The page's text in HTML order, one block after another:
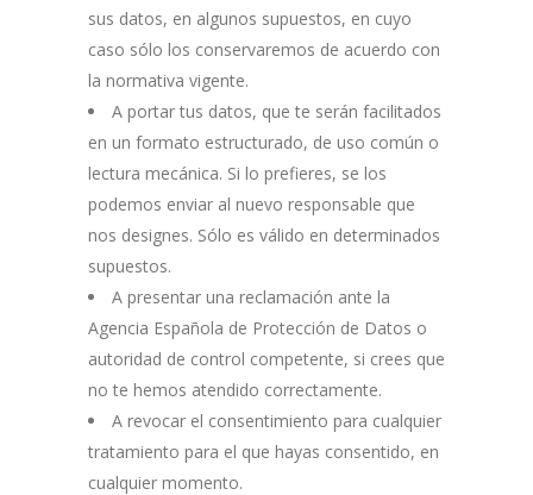
sus datos, en algunos supuestos, en cuyo
caso sólo los conservaremos de acuerdo con
la normativa vigente.
A portar tus datos, que te serán facilitados
en un formato estructurado, de uso común o
lectura mecánica. Si lo prefieres, se los
podemos enviar al nuevo responsable que
nos designes. Sólo es válido en determinados
supuestos.
A presentar una reclamación ante la
Agencia Española de Protección de Datos o
autoridad de control competente, si crees que
no te hemos atendido correctamente.
A revocar el consentimiento para cualquier
tratamiento para el que hayas consentido, en
cualquier momento.